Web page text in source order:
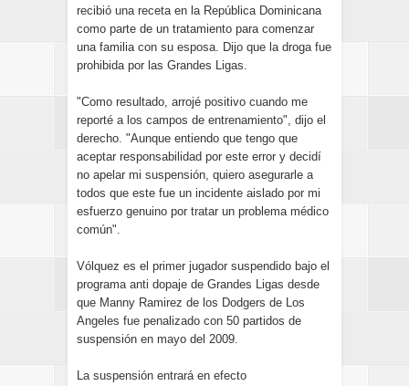
recibió una receta en la República Dominicana
como parte de un tratamiento para comenzar
una familia con su esposa. Dijo que la droga fue
prohibida por las Grandes Ligas.
"Como resultado, arrojé positivo cuando me
reporté a los campos de entrenamiento", dijo el
derecho. "Aunque entiendo que tengo que
aceptar responsabilidad por este error y decidí
no apelar mi suspensión, quiero asegurarle a
todos que este fue un incidente aislado por mi
esfuerzo genuino por tratar un problema médico
común".
Vólquez es el primer jugador suspendido bajo el
programa anti dopaje de Grandes Ligas desde
que Manny Ramirez de los Dodgers de Los
Angeles fue penalizado con 50 partidos de
suspensión en mayo del 2009.
La suspensión entrará en efecto